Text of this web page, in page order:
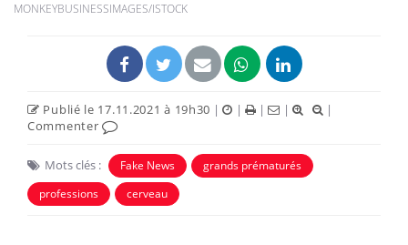
MONKEYBUSINESSIMAGES/ISTOCK
Publié le 17.11.2021 à 19h30 | | | |
|
Commenter
Mots clés : Fake News
grands prématurés
professions
cerveau